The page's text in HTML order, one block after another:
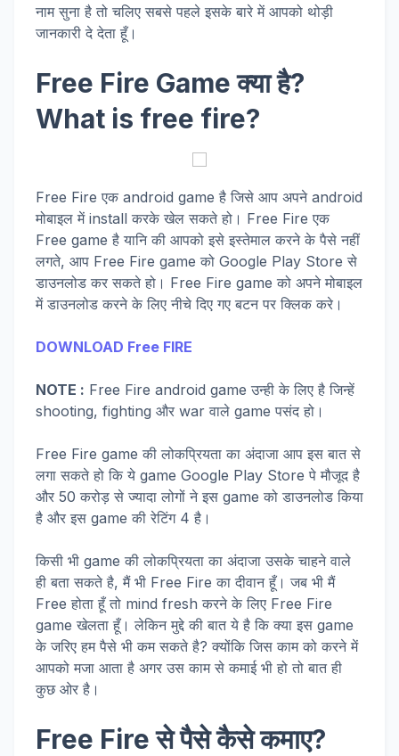
नाम सुना है तो चलिए सबसे पहले इसके बारे में आपको थोड़ी
जानकारी दे देता हूँ।
Free Fire Game क्या है?
What is free fire?
Free Fire एक android game है जिसे आप अपने android
मोबाइल में install करके खेल सकते हो। Free Fire एक
Free game है यानि की आपको इसे इस्तेमाल करने के पैसे नहीं
लगते, आप Free Fire game को Google Play Store से
डाउनलोड कर सकते हो। Free Fire game को अपने मोबाइल
में डाउनलोड करने के लिए नीचे दिए गए बटन पर क्लिक करे।
DOWNLOAD Free FIRE
NOTE : Free Fire android game उन्ही के लिए है जिन्हें
shooting, fighting और war वाले game पसंद हो।
Free Fire game की लोकप्रियता का अंदाजा आप इस बात से
लगा सकते हो कि ये game Google Play Store पे मौजूद है
और 50 करोड़ से ज्यादा लोगों ने इस game को डाउनलोड किया
है और इस game की रेटिंग 4 है।
किसी भी game की लोकप्रियता का अंदाजा उसके चाहने वाले
ही बता सकते है, मैं भी Free Fire का दीवान हूँ। जब भी मैं
Free होता हूँ तो mind fresh करने के लिए Free Fire
game खेलता हूँ। लेकिन मुद्दे की बात ये है कि क्या इस game
के जरिए हम पैसे भी कम सकते है? क्योंकि जिस काम को करने में
आपको मजा आता है अगर उस काम से कमाई भी हो तो बात ही
कुछ ओर है।
Free Fire से पैसे कैसे कमाए?